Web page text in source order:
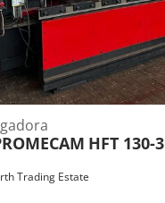
Trading Estate
HFT 130-3